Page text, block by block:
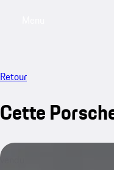
Retour
Cette
vendu